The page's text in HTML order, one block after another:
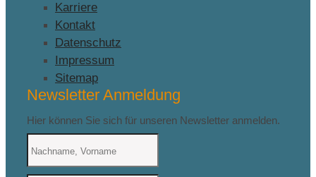
Karriere
Kontakt
Datenschutz
Impressum
Sitemap
Newsletter Anmeldung
Hier können Sie sich für unseren Newsletter anmelden.